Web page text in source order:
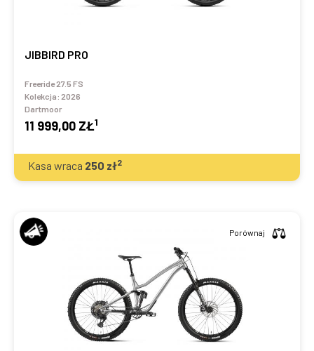
JIBBIRD PRO
Freeride 27.5 FS
Kolekcja: 2026
Dartmoor
11 999,00 ZŁ1
Kasa wraca 250 zł2
Porównaj